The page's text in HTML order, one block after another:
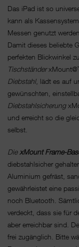
Das iPad ist so
kann als
Messen genutzt
Damit dieses beliebte
perfekten Blickwinkel
Tischständer
Diebstahl, lädt es auf
gewünschten,
Diebstahlsicherung
und erreicht so die
selbst.
Die xMount Frame-
diebstahlsicher
Aluminium gefräst,
gewährleistet eine
noch Bluetooth.
verdeckt, dass sie für
aber erreichbar sind.
frei zugänglich. Bitte